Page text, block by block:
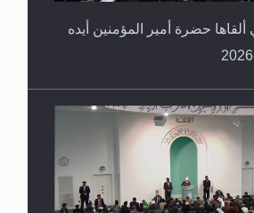
حضرة أمير المؤمنين أيده